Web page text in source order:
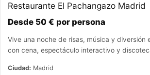
Restaurante El Pachangazo Madrid
Desde 50 € por persona
Vive una noche de risas, música y diversión
con cena, espectáculo interactivo y
Ciudad: Madrid